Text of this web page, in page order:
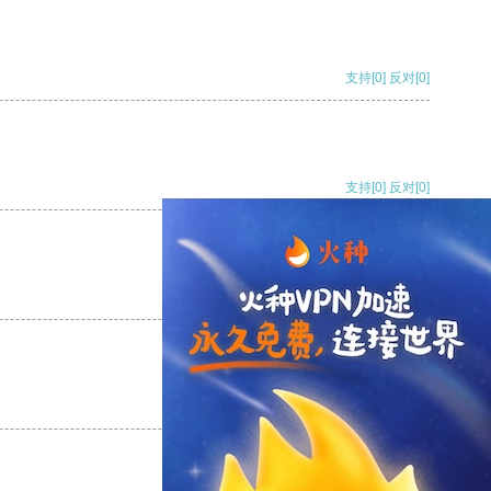
支持[0] 反对[0]
支持[0] 反对[0]
支持[0] 反对
支持